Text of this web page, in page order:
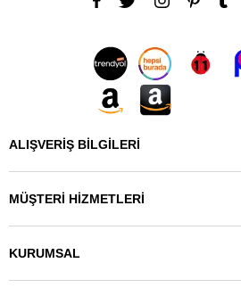
ALIŞVERİŞ BİLGİLERİ
MÜŞTERİ HİZMETLERİ
KURUMSAL